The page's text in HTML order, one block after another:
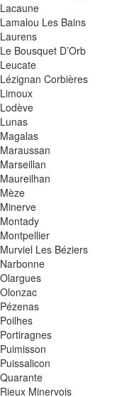
Lacaune
Lamalou Les Bains
Laurens
Le Bousquet D’Orb
Leucate
Lézignan Corbières
Limoux
Lodève
Lunas
Magalas
Maraussan
Marseillan
Maureilhan
Mèze
Minerve
Montady
Montpellier
Murviel Les Béziers
Narbonne
Olargues
Olonzac
Pézenas
Poilhes
Portiragnes
Puimisson
Puissalicon
Quarante
Rieux Minervois